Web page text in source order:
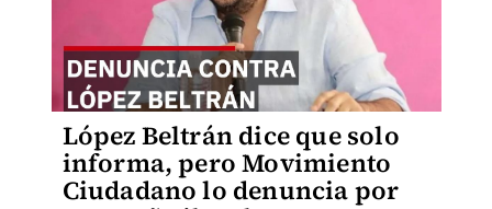
López Beltrán dice que solo
informa, pero Movimiento
Ciudadano lo denuncia por